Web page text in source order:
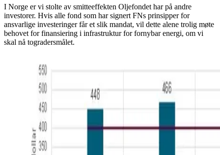
I Norge er vi stolte av smitteeffekten Oljefondet har på andre
investorer. Hvis alle fond som har signert FNs prinsipper for
ansvarlige investeringer får et slik mandat, vil dette alene trolig møte
behovet for finansiering i infrastruktur for fornybar energi, om vi
skal nå togradersmålet.